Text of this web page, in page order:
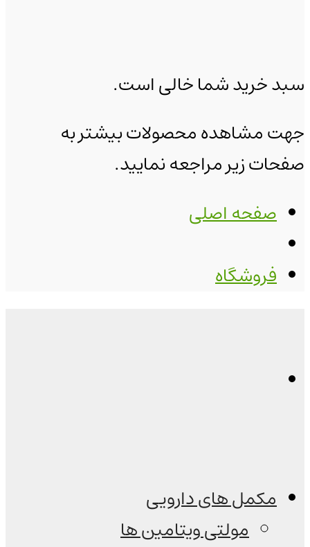
سبد خرید شما خالی است.
جهت مشاهده محصولات بیشتر به
صفحات زیر مراجعه نمایید.
صفحه اصلی
فروشگاه
مکمل های دارویی
مولتی ویتامین ها